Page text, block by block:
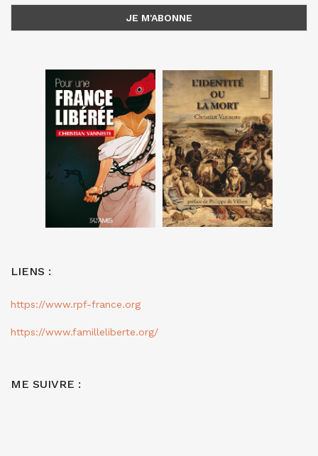
LIENS :
https://www.rpf-france.org
https://www.familleliberte.org/
ME SUIVRE :